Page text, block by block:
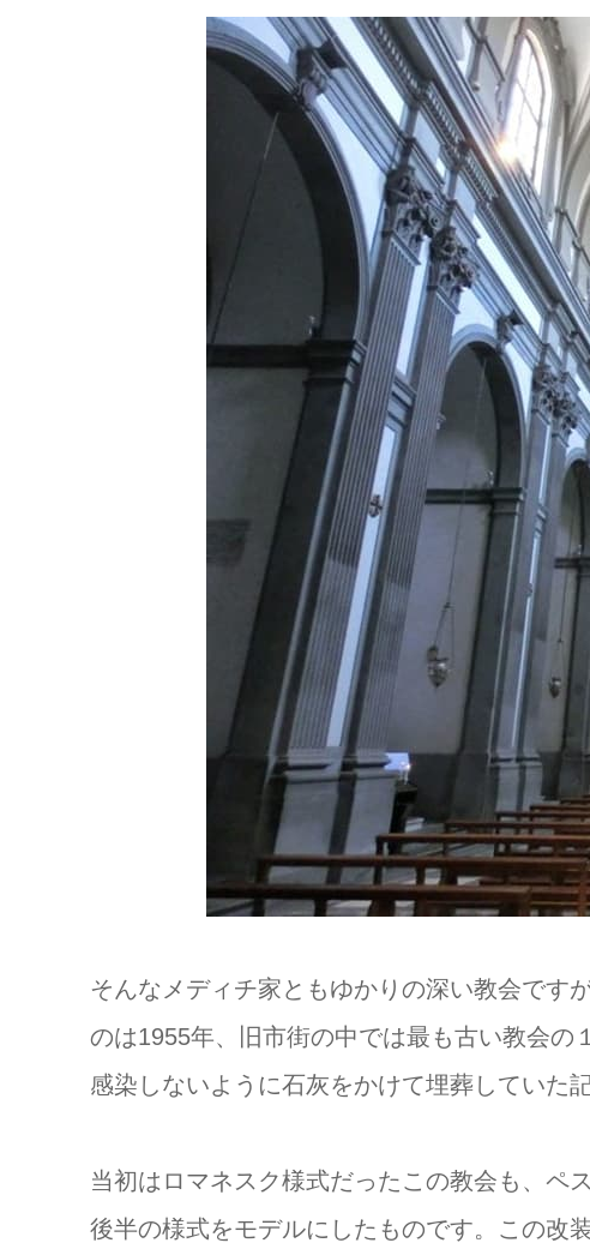
そんなメディチ家ともゆかりの深い教会です
のは1955年、旧市街の中では最も古い教会の
感染しないように石灰をかけて埋葬していた
当初はロマネスク様式だったこの教会も、ペ
後半の様式をモデルにしたものです。この改